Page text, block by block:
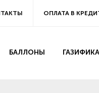
ОПЛАТА В
БАЛЛОНЫ